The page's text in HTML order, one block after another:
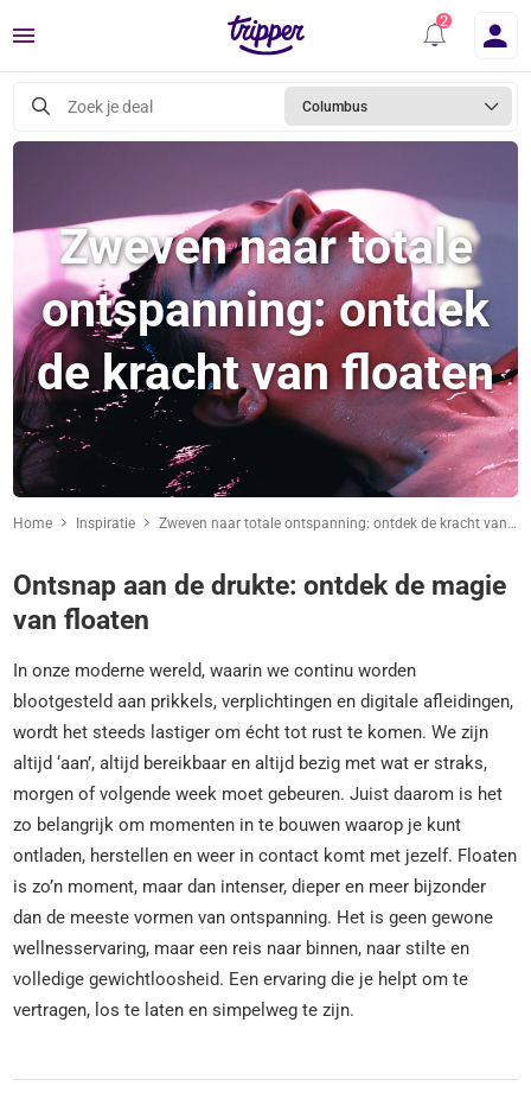
Menu
Zoek je deal Columbus
Zweven naar totale
ontspanning: ontdek
de kracht van floaten
Home Inspiratie Zweven naar totale ontspanning: ontdek de kracht van floaten
Ontsnap aan de drukte: ontdek de magie
van floaten
In onze moderne wereld, waarin we continu worden
blootgesteld aan prikkels, verplichtingen en digitale afleidingen,
wordt het steeds lastiger om écht tot rust te komen. We zijn
altijd ‘aan’, altijd bereikbaar en altijd bezig met wat er straks,
morgen of volgende week moet gebeuren. Juist daarom is het
zo belangrijk om momenten in te bouwen waarop je kunt
ontladen, herstellen en weer in contact komt met jezelf. Floaten
is zo’n moment, maar dan intenser, dieper en meer bijzonder
dan de meeste vormen van ontspanning. Het is geen gewone
wellnesservaring, maar een reis naar binnen, naar stilte en
volledige gewichtloosheid. Een ervaring die je helpt om te
vertragen, los te laten en simpelweg te zijn.